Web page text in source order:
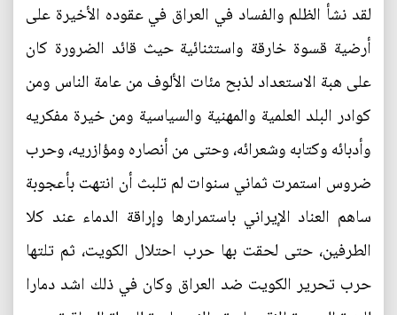
لقد نشأ الظلم والفساد في العراق في عقوده الأخيرة على
أرضية قسوة خارقة واستثنائية حيث قائد الضرورة كان
على هبة الاستعداد لذبح مئات الألوف من عامة الناس ومن
كوادر البلد العلمية والمهنية والسياسية ومن خيرة مفكريه
وأدبائه وكتابه وشعرائه، وحتى من أنصاره ومؤازريه، وحرب
ضروس استمرت ثماني سنوات لم تلبث أن انتهت بأعجوبة
ساهم العناد الإيراني باستمرارها وإراقة الدماء عند كلا
الطرفين، حتى لحقت بها حرب احتلال الكويت، ثم تلتها
حرب تحرير الكويت ضد العراق وكان في ذلك اشد دمارا